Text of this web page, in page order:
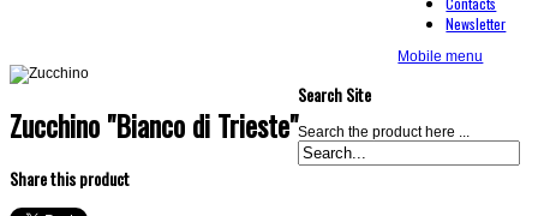
Newsletter
Mobile menu
Zucchino "Bianco di Trieste"
Share this product
Search Site
Search the product here ...